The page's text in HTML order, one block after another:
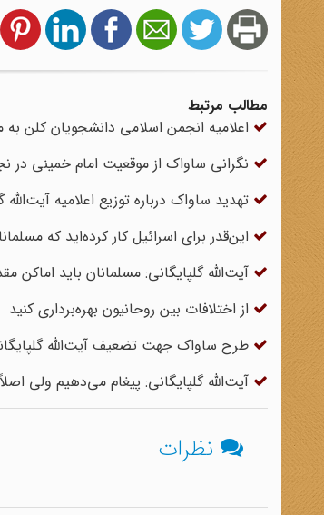
مطالب مرتبط
اعلامیه انجمن اسلامی دانشجویان
نگرانی ساواک از موقعیت امام خمینی در
تهدید ساواک درباره توزیع اعلامیه آیت‌الله
این‌قدر برای اسرائیل کار کرده‌اید که
آیت‌الله گلپایگانی: مسلمانان باید
از اختلافات بین روحانیون بهره‌برداری کنید
طرح ساواک جهت تضعیف آیت‌الله
آیت‌الله گلپایگانی: پیغام می‌دهیم ولی
نظرات